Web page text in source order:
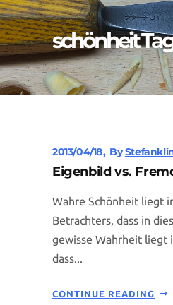
schönheit Tag
2013/04/18 By
Eigenbild vs.
Wahre Schönheit liegt
Betrachters, dass in
gewisse Wahrheit liegt
dass...
CONTINUE READING